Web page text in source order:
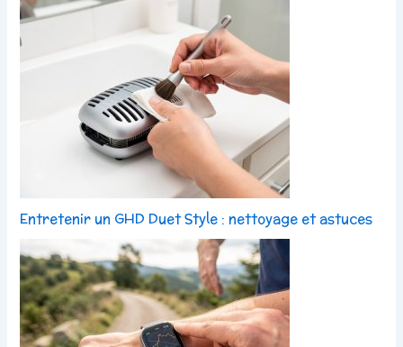
Entretenir un GHD Duet Style : nettoyage et astuces